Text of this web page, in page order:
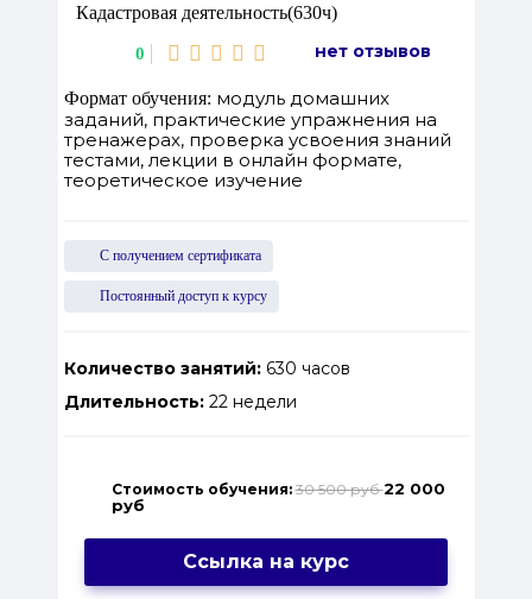
Кадастровая деятельность(630ч)
0 нет отзывов
Формат обучения: модуль домашних
заданий, практические упражнения на
тренажерах, проверка усвоения знаний
тестами, лекции в онлайн формате,
теоретическое изучение
С получением сертификата
Постоянный доступ к курсу
Количество занятий:630 часов
Длительность:22 недели
Стоимость обучения: 30 500 руб22 000
руб
Ссылка на курс